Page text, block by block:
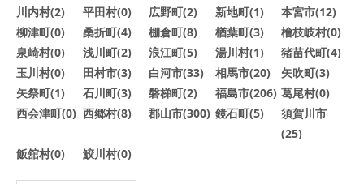
川内村(2)
平田村(0) 広野町(2) 新地町(1)
本宮市(12)
柳津町(0)
桑折町(4) 棚倉町(8) 楢葉町(3)
檜枝岐村(0)
泉崎村(0)
浅川町(2) 浪江町(5) 湯川村(1)
猪苗代町(4)
玉川村(0)
田村市(3) 白河市(33) 相馬市(20)
矢吹町(3)
矢祭町(1)
石川町(3) 磐梯町(2) 福島市(206) 葛尾村(0)
西会津町(0) 西郷村(8) 郡山市(300) 鏡石町(5)
須賀川市
(25)
飯舘村(0)
鮫川村(0)